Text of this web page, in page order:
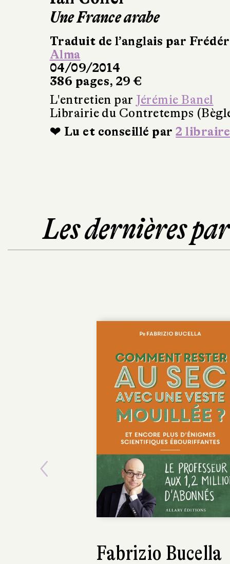
Une France arabe
Traduit de l’anglais par
Alma
04/09/2014
386 pages, 29 €
L'entretien par Jérémie Banel
Librairie du Contretemps
❤ Lu et conseillé par2
Les dernières
Fabrizio Bucella
Previous